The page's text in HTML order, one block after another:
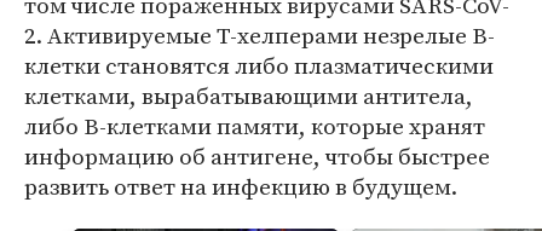
2. Активируемые Т-хелперами незрелые B-
клетки становятся либо плазматическими
клетками, вырабатывающими антитела,
либо B-клетками памяти, которые хранят
информацию об антигене, чтобы быстрее
развить ответ на инфекцию в будущем.